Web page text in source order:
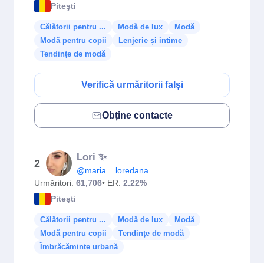
Piteşti
Călătorii pentru ... Modă de lux
Modă
Modă pentru copii
Lenjerie și intime
Tendințe de modă
Verifică urmăritorii falși
Obține contacte
2
Lori ✨
@maria__loredana
Urmăritori: 61,706• ER: 2.22%
Piteşti
Călătorii pentru ... Modă de lux
Modă
Modă pentru copii
Tendințe de modă
Îmbrăcăminte urbană